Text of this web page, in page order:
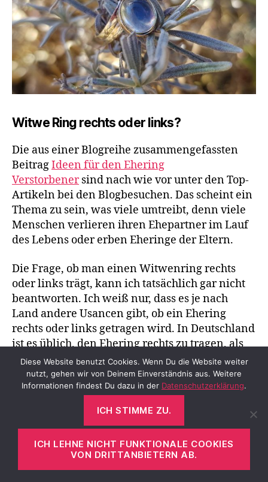
Witwe Ring rechts oder links?
Die aus einer Blogreihe zusammengefassten
BeitragIdeen für den Ehering
Verstorbenersind nach wie vor unter den Top-
Artikeln bei den Blogbesuchen. Das scheint ein
Thema zu sein, was viele umtreibt, denn viele
Menschen verlieren ihren Ehepartner im Lauf
des Lebens oder erben Eheringe der Eltern.
Die Frage, ob man einen Witwenring rechts
oder links trägt, kann ich tatsächlich gar nicht
beantworten. Ich weiß nur, dass es je nach
Land andere Usancen gibt, ob ein Ehering
rechts oder links getragen wird. In Deutschland
ist es üblich, den Ehering rechts zu tragen, als
Frau einen Verlobungsring bis zur
Eheschließung links und dann weiter links
oder als Vorsteckring zum Ehering an der
Dazu kommt, dass mir persönlich solche
Usancen ziemlich egal sind, aber aus Gründen
der Allgemeinbildung interessiert mich
Diese Website benutzt Cookies. Wenn Du die Website weiter
nutzt, gehen wir von Deinem Einverständnis aus. Weitere
Informationen findest Du dazu in der Datenschutzerklärung.
ICH STIMME ZU.
ICH LEHNE NICHT FUNKTIONALE COOKIES
VON DRITTANBIETERN AB.